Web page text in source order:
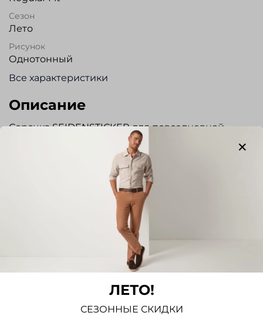
Сезон
Лето
Рисунок
Однотонный
Все характеристики
Описание
Сорочка SEIDENSTICKER для повседневной
носки, полуприлегающего силуэта из
высококачественного льна. Сорочки из льна не
нарушают теплоотдачи, способствуют
свободному «дыханию» кожи. Без кармана.
Регулируемый по ширине манжет. Прекрасно
сочетается с джинсами и брюками.
Отзывов еще никто не оставлял
Написать отзыв
ЛЕТО!
СЕЗОННЫЕ СКИДКИ